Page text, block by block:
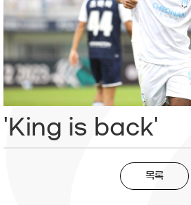
'King is back'
목록